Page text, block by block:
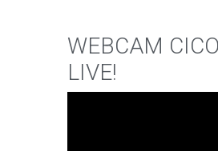
WEBCAM
LIVE!